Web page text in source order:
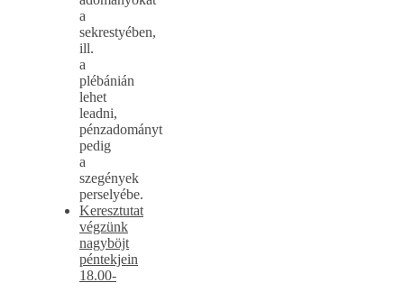
a
sekrestyében,
ill.
a
plébánián
lehet
leadni,
pénzadományt
pedig
a
szegények
perselyébe.
Keresztutat
végzünk
nagyböjt
péntekjein
18.00-